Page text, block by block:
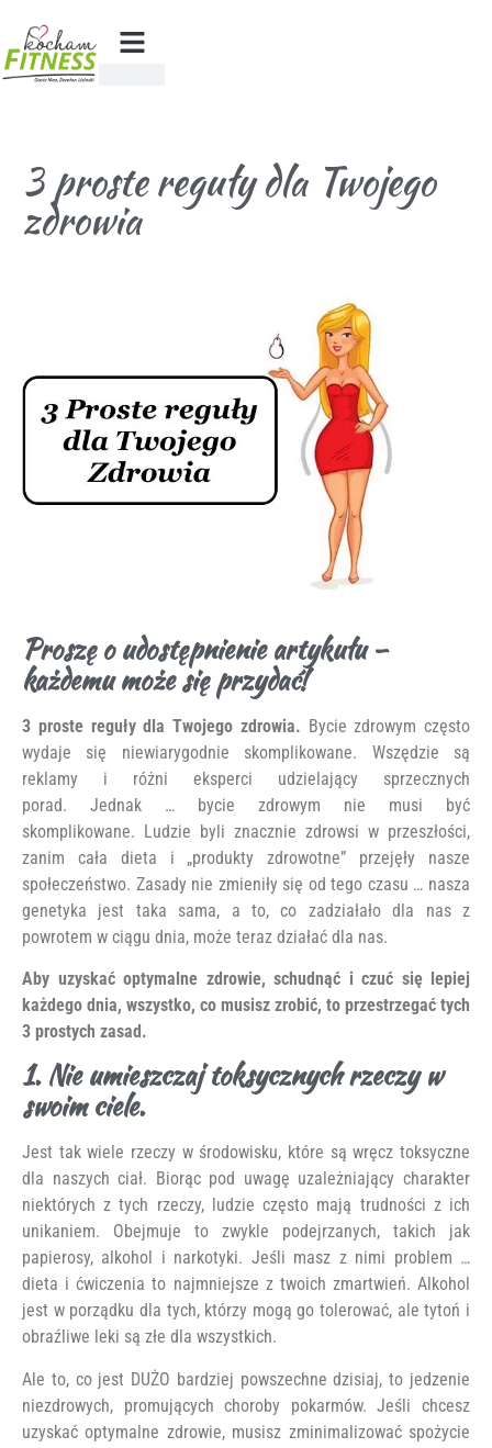
3 proste reguły dla Twojego
zdrowia
Proszę o udostępnienie artykułu –
każdemu może się przydać!
3 proste reguły dla Twojego zdrowia. Bycie zdrowym często
wydaje się niewiarygodnie skomplikowane. Wszędzie są
reklamy i różni eksperci udzielający sprzecznych
porad. Jednak … bycie zdrowym nie musi być
skomplikowane. Ludzie byli znacznie zdrowsi w przeszłości,
zanim cała dieta i „produkty zdrowotne” przejęły nasze
społeczeństwo. Zasady nie zmieniły się od tego czasu … nasza
genetyka jest taka sama, a to, co zadziałało dla nas z
powrotem w ciągu dnia, może teraz działać dla nas.
Aby uzyskać optymalne zdrowie, schudnąć i czuć się lepiej
każdego dnia, wszystko, co musisz zrobić, to przestrzegać tych
3 prostych zasad.
1. Nie umieszczaj toksycznych rzeczy w
swoim ciele.
Jest tak wiele rzeczy w środowisku, które są wręcz toksyczne
dla naszych ciał. Biorąc pod uwagę uzależniający charakter
niektórych z tych rzeczy, ludzie często mają trudności z ich
unikaniem. Obejmuje to zwykle podejrzanych, takich jak
papierosy, alkohol i narkotyki. Jeśli masz z nimi problem …
dieta i ćwiczenia to najmniejsze z twoich zmartwień. Alkohol
jest w porządku dla tych, którzy mogą go tolerować, ale tytoń i
obraźliwe leki są złe dla wszystkich.
Ale to, co jest DUŻO bardziej powszechne dzisiaj, to jedzenie
niezdrowych, promujących choroby pokarmów. Jeśli chcesz
uzyskać optymalne zdrowie, musisz zminimalizować spożycie